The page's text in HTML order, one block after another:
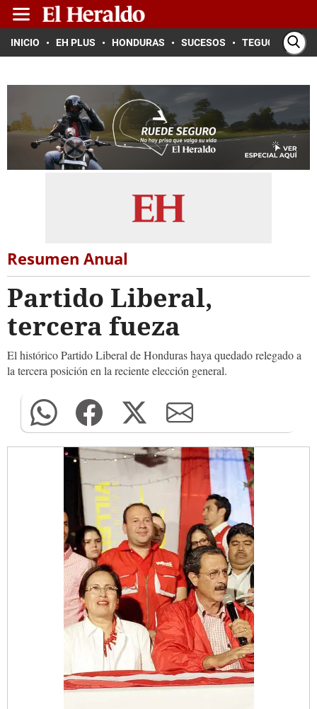
INICIO EH PLUS HONDURAS SUCESOS TEGUCIGALPA
Resumen Anual
Partido Liberal,
tercera fueza
El histórico Partido Liberal de Honduras haya quedado relegado a
la tercera posición en la reciente elección general.